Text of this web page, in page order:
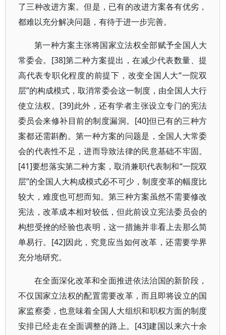
了三种改进方案。但是，已有的改进方案各有优劣，
都难以充分解决问题，有待于进一步完善。
第一种方案主张将国家立法权全部赋予全国人大
常委会。[38]第二种方案提出，在减少代表数量、提
高代表专职化程度的前提下，改变全国人大“一院双
层”的构成模式，取消常委会这一制度，由全国人大行
使立法权。[39]此外，还有学者主张设立专门的宪法
委员会来修补目前的制度漏洞。[40]但已有的三种方
案都还需斟酌。第一种方案的问题是，全国人大常委
会的代表性不足，进而导致法律的民意基础不牢固。
[41]要想落实第二种方案，取消兼职代表制和“一院双
层”的全国人大构成模式必不可少，制度变革的幅度比
较大，难度也可想而知。第三种方案虽然不需要修改
宪法，改革成本相对较低，但此前设立宪法委员会的
构想受挫的经验也表明，这一措施并非看上去那么简
单易行。[42]因此，究竟应当如何改革，还需要学界
充分地研究。
在全面深化改革和全面推进依法治国的新阶段，
不仅国家立法权的配置需要改革，而且即将设立的国
家监察委，也意味着全国人大组织和职权方面的制度
安排已经走在全面调整的路上。[43]建国以来六十余